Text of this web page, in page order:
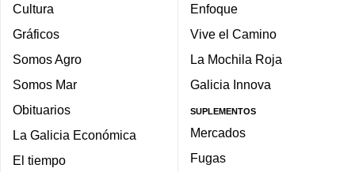
Cultura
Gráficos
Somos Agro
Somos Mar
Obituarios
La Galicia Económica
El tiempo
Enfoque
Vive el Camino
La Mochila Roja
Galicia Innova
SUPLEMENTOS
Mercados
Fugas